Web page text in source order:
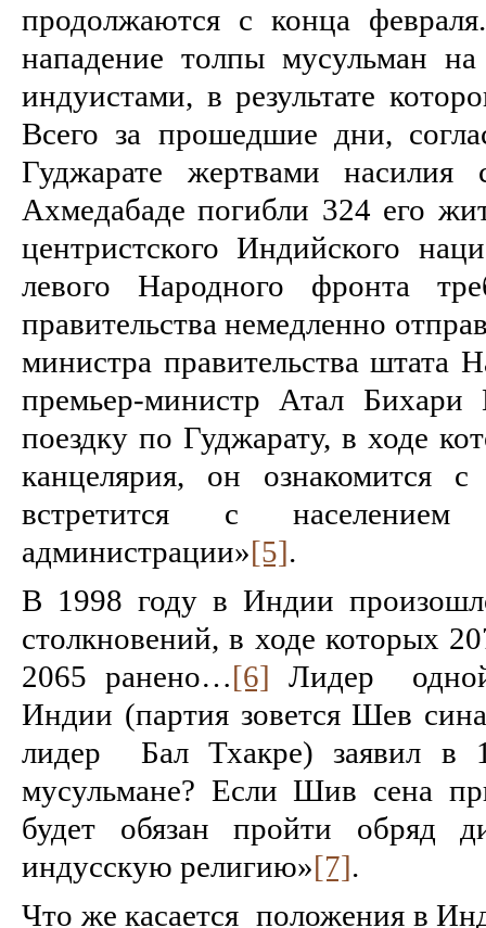
продолжаются с конца
нападение толпы мусульман
индуистами, в результате
Всего за прошедшие дни,
Гуджарате жертвами
Ахмедабаде погибли 324 его
центристского Индийского
левого Народного фронта
правительства немедленно
министра правительства штата
премьер-министр Атал Бихари
поездку по Гуджарату, в ходе
канцелярия, он ознакомится
встретится с населением
администрации»[5].
В 1998 году в Индии
столкновений, в ходе которых
2065 ранено…[6] Лидер
Индии (партия зовется Шев
лидер Бал Тхакре) заявил в
мусульмане? Если Шив сена
будет обязан пройти
индусскую религию»[7].
Что же касается положения в